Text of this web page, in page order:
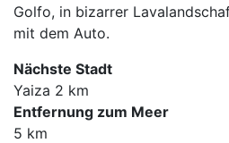
Golfo, in bizarrer
mit dem Auto.
Nächste Stadt
Yaiza 2 km
Entfernung zum Meer
5 km